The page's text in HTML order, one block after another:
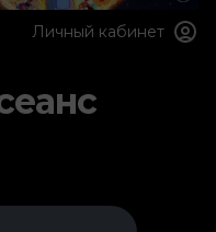
Личный кабинет